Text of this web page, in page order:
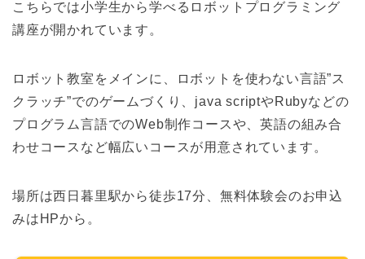
こちらでは小学生から学べるロボットプログラミング
講座が開かれています。
​ロボット教室をメインに、ロボットを使わない言語”ス
クラッチ”でのゲームづくり、java scriptやRubyなどの
プログラム言語でのWeb制作コースや、英語の組み合
わせコースなど幅広いコースが用意されています。
場所は西日暮里駅から徒歩17分、無料体験会のお申込
みはHPから。